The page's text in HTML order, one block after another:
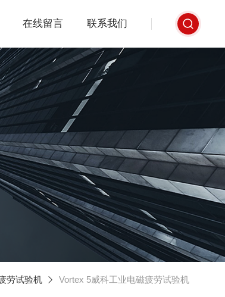
在线留言 联系我们
劳试验机 Vortex 5威科工业电磁疲劳试验机